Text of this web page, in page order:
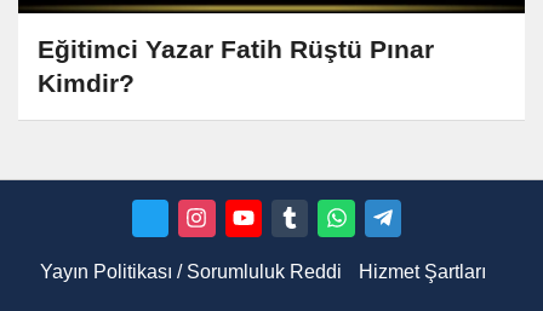
Eğitimci Yazar Fatih Rüştü Pınar
Kimdir?
Yayın Politikası / Sorumluluk Reddi Hizmet Şartları